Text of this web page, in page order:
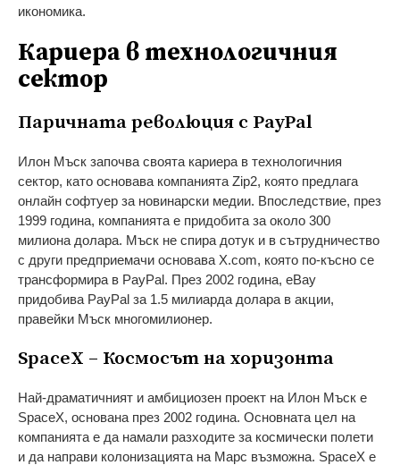
икономика.
Кариера в технологичния
сектор
Паричната революция с PayPal
Илон Мъск започва своята кариера в технологичния
сектор, като основава компанията Zip2, която предлага
онлайн софтуер за новинарски медии. Впоследствие, през
1999 година, компанията е придобита за около 300
милиона долара. Мъск не спира дотук и в сътрудничество
с други предприемачи основава X.com, която по-късно се
трансформира в PayPal. През 2002 година, eBay
придобива PayPal за 1.5 милиарда долара в акции,
правейки Мъск многомилионер.
SpaceX – Космосът на хоризонта
Най-драматичният и амбициозен проект на Илон Мъск е
SpaceX, основана през 2002 година. Основната цел на
компанията е да намали разходите за космически полети
и да направи колонизацията на Марс възможна. SpaceX е